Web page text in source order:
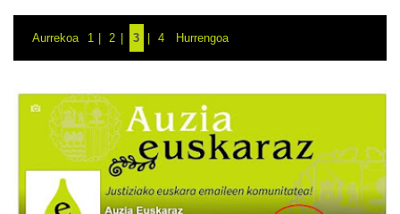
Aurrekoa 1 2 3 4 Hurrengoa